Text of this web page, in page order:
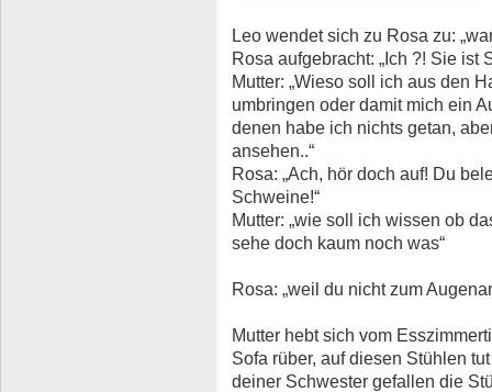
Leo wendet sich zu Rosa zu:
Rosa aufgebracht: „Ich ?! Sie ist
Mutter: „Wieso soll ich aus den
umbringen oder damit mich ein
denen habe ich nichts getan,
ansehen..“
Rosa: „Ach, hör doch auf! Du
Schweine!“
Mutter: „wie soll ich wissen ob
sehe doch kaum noch was“
Rosa: „weil du nicht zum
Mutter hebt sich vom
Sofa rüber, auf diesen Stühlen
deiner Schwester gefallen die